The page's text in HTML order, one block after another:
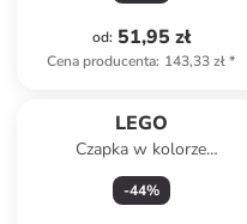
od: 51,95 zł
Cena producenta: 143,33 zł*
LEGO
Czapka w kolorze
granatowym
-44%